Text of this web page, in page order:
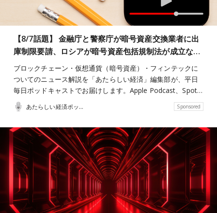
【8/7話題】 金融庁と警察庁が暗号資産交換業者に出
庫制限要請、ロシアが暗号資産包括規制法が成立な…
ブロックチェーン・仮想通貨（暗号資産）・フィンテックに
ついてのニュース解説を「あたらしい経済」編集部が、平日
毎日ポッドキャストでお届けします。Apple Podcast、Spot…
あたらしい経済ポッドキャスト Sponsored